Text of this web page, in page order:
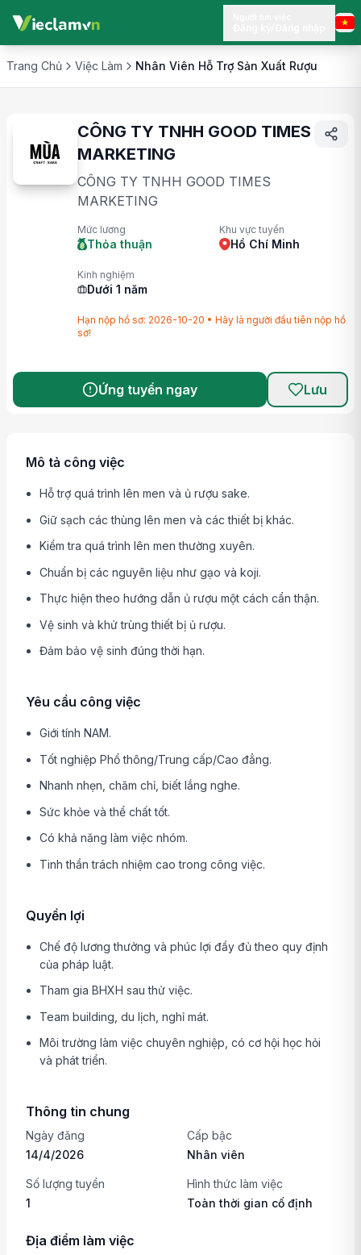
Trang Chủ Việc Làm Nhân Viên Hỗ Trợ Sản Xuất Rượu
CÔNG TY TNHH GOOD TIMES
MARKETING
CÔNG TY TNHH GOOD TIMES
MARKETING
Mức lương
Thỏa thuận
Khu vực tuyển
Hồ Chí Minh
Kinh nghiệm
Dưới 1 năm
Hạn nộp hồ sơ: 2026-10-20 • Hãy là người đầu tiên nộp hồ
sơ!
Ứng tuyển ngay Lưu
Mô tả công việc
Hỗ trợ quá trình lên men và ủ rượu sake.
Giữ sạch các thùng lên men và các thiết bị khác.
Kiểm tra quá trình lên men thường xuyên.
Chuẩn bị các nguyên liệu như gạo và koji.
Thực hiện theo hướng dẫn ủ rượu một cách cẩn thận.
Vệ sinh và khử trùng thiết bị ủ rượu.
Đảm bảo vệ sinh đúng thời hạn.
Yêu cầu công việc
Giới tính NAM.
Tốt nghiệp Phổ thông/Trung cấp/Cao đẳng.
Nhanh nhẹn, chăm chỉ, biết lắng nghe.
Sức khỏe và thể chất tốt.
Có khả năng làm việc nhóm.
Tinh thần trách nhiệm cao trong công việc.
Quyền lợi
Chế độ lương thưởng và phúc lợi đầy đủ theo quy định
của pháp luật.
Tham gia BHXH sau thử việc.
Team building, du lịch, nghỉ mát.
Môi trường làm việc chuyên nghiệp, có cơ hội học hỏi
và phát triển.
Thông tin chung
Ngày đăng
14/4/2026
Cấp bậc
Nhân viên
Số lượng tuyển
1
Hình thức làm việc
Toàn thời gian cố định
Địa điểm làm việc